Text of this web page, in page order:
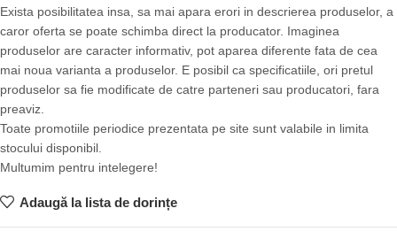
Exista posibilitatea insa, sa mai apara erori in descrierea produselor, a
caror oferta se poate schimba direct la producator. Imaginea
produselor are caracter informativ, pot aparea diferente fata de cea
mai noua varianta a produselor. E posibil ca specificatiile, ori pretul
produselor sa fie modificate de catre parteneri sau producatori, fara
preaviz.
Toate promotiile periodice prezentata pe site sunt valabile in limita
stocului disponibil.
Multumim pentru intelegere!
Adaugă la lista de dorințe